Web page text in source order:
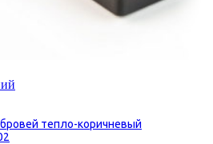
тепло-коричневый